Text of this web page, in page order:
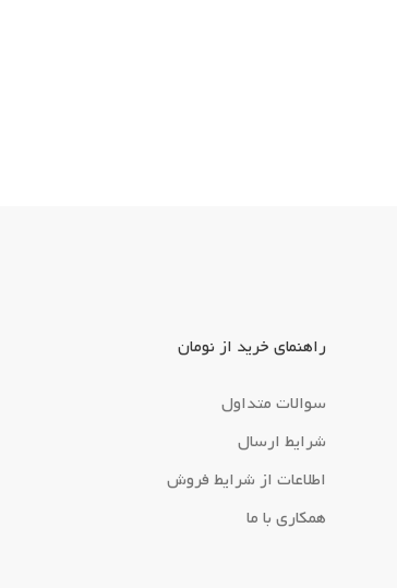
راهنمای خرید از نومان
سوالات متداول
شرایط ارسال
اطلاعات از شرایط فروش
همکاری با ما